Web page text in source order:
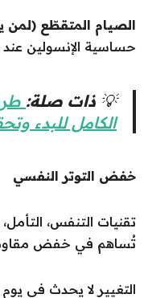
الصيام المتقطّع (لمن
حساسية الإنسولين
💡 ذات صلة:
الكامل للبدء
خفض التوتر النفسي
تقنيات التنفس،
تُساهم في خفض
التغيير لا يحدث في